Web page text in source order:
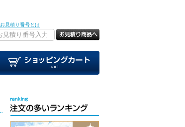
お見積り番号とは